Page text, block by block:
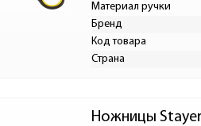
Материал ручки
Бренд
Код товара
Страна
Ножницы